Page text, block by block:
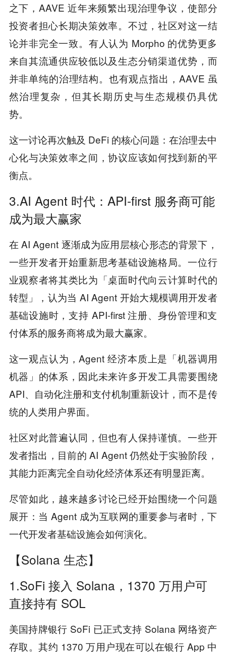
之下，AAVE 近年来频繁出现治理争议，使部分
投资者担心长期决策效率。不过，社区对这一结
论并非完全一致。有人认为 Morpho 的优势更多
来自其流通供应较低以及生态分销渠道优势，而
并非单纯的治理结构。也有观点指出，AAVE 虽
然治理复杂，但其长期历史与生态规模仍具优
势。
这一讨论再次触及 DeFi 的核心问题：在治理去中
心化与决策效率之间，协议应该如何找到新的平
衡点。
3.AI Agent 时代：API-first 服务商可能
成为最大赢家
在 AI Agent 逐渐成为应用层核心形态的背景下，
一些开发者开始重新思考基础设施格局。一位行
业观察者将其类比为「桌面时代向云计算时代的
转型」，认为当 AI Agent 开始大规模调用开发者
基础设施时，支持 API-first 注册、身份管理和支
付体系的服务商将成为最大赢家。
这一观点认为，Agent 经济本质上是「机器调用
机器」的体系，因此未来许多开发工具需要围绕
API、自动化注册和支付机制重新设计，而不是传
统的人类用户界面。
社区对此普遍认同，但也有人保持谨慎。一些开
发者指出，目前的 AI Agent 仍然处于实验阶段，
其能力距离完全自动化经济体系还有明显距离。
尽管如此，越来越多讨论已经开始围绕一个问题
展开：当 Agent 成为互联网的重要参与者时，下
一代开发者基础设施会如何演化。
【Solana 生态】
1.SoFi 接入 Solana，1370 万用户可
直接持有 SOL
美国持牌银行 SoFi 已正式支持 Solana 网络资产
存取。其约 1370 万用户现在可以在银行 App 中